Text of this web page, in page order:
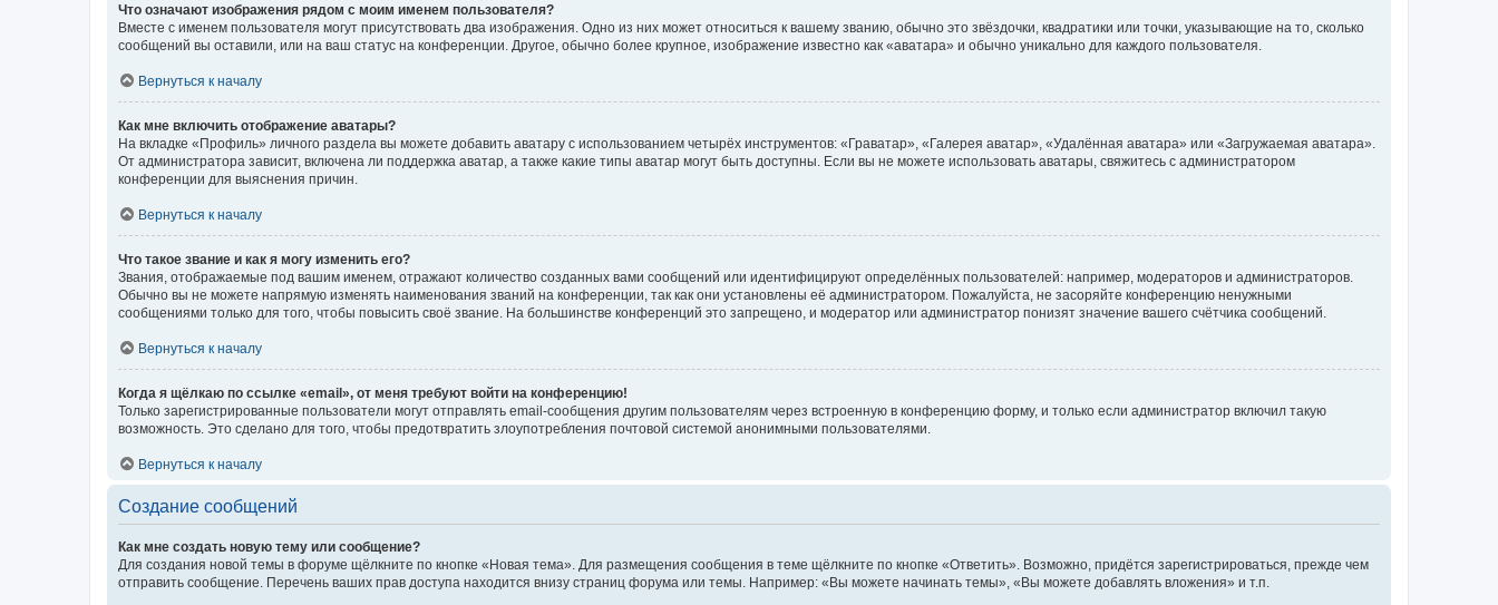
Что означают изображения рядом с моим именем пользователя?
Вместе с именем пользователя могут присутствовать два изображения. Одно из них может относиться к вашему званию, обычно это звёздочки, квадратики или точки, указывающие на то, сколько
сообщений вы оставили, или на ваш статус на конференции. Другое, обычно более крупное, изображение известно как «аватара» и обычно уникально для каждого пользователя.
Вернуться к началу
Как мне включить отображение аватары?
На вкладке «Профиль» личного раздела вы можете добавить аватару с использованием четырёх инструментов: «Граватар», «Галерея аватар», «Удалённая аватара» или «Загружаемая аватара».
От администратора зависит, включена ли поддержка аватар, а также какие типы аватар могут быть доступны. Если вы не можете использовать аватары, свяжитесь с администратором
конференции для выяснения причин.
Вернуться к началу
Что такое звание и как я могу изменить его?
Звания, отображаемые под вашим именем, отражают количество созданных вами сообщений или идентифицируют определённых пользователей: например, модераторов и администраторов.
Обычно вы не можете напрямую изменять наименования званий на конференции, так как они установлены её администратором. Пожалуйста, не засоряйте конференцию ненужными
сообщениями только для того, чтобы повысить своё звание. На большинстве конференций это запрещено, и модератор или администратор понизят значение вашего счётчика сообщений.
Вернуться к началу
Когда я щёлкаю по ссылке «email», от меня требуют войти на конференцию!
Только зарегистрированные пользователи могут отправлять email-сообщения другим пользователям через встроенную в конференцию форму, и только если администратор включил такую
возможность. Это сделано для того, чтобы предотвратить злоупотребления почтовой системой анонимными пользователями.
Вернуться к началу
Создание сообщений
Как мне создать новую тему или сообщение?
Для создания новой темы в форуме щёлкните по кнопке «Новая тема». Для размещения сообщения в теме щёлкните по кнопке «Ответить». Возможно, придётся зарегистрироваться, прежде чем
отправить сообщение. Перечень ваших прав доступа находится внизу страниц форума или темы. Например: «Вы можете начинать темы», «Вы можете добавлять вложения» и т.п.